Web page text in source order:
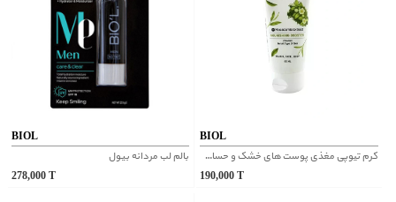
BIOL
بالم لب مردانه بیول
278,000
BIOL
کرم تیوپی مغذی پوست های خشک و حساس حاوی عصاره ماچا و ماکادمیا بیول
190,000